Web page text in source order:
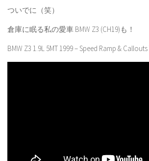
ついでに（笑）
倉庫に眠る私の愛車 BMW Z3 (CH19)も！
BMW Z3 1.9L 5MT 1999 – Speed Ramp & Callouts